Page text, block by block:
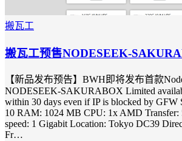
搬瓦工
搬瓦工预售NODESEEK-
【新品发布预告】BWH即将发布首款
NODESEEK-SAKURABOX Limited
within 30 days even if IP is blocked by
10 RAM: 1024 MB CPU: 1x AMD
speed: 1 Gigabit Location: Tokyo DC39
Fr…